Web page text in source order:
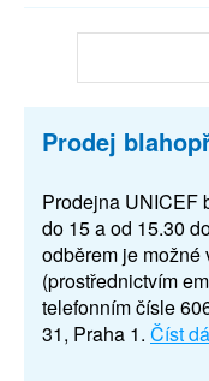
Prodej
Prodejna UNICEF
do 15 a od 15.30
odběrem je možné
(prostřednictvím
telefonním čísle
31, Praha 1. Číst